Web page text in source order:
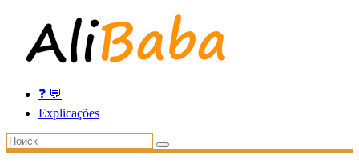
❓ 💬
Explicações